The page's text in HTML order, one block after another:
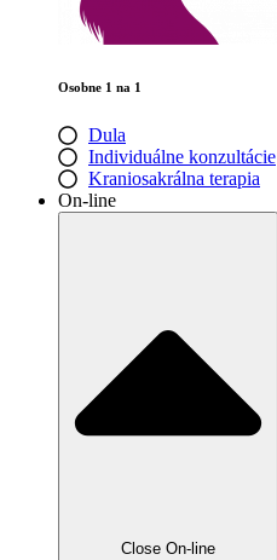
Osobne 1 na 1
Dula
Individuálne konzultácie
Kraniosakrálna terapia
On-line
Close On-line